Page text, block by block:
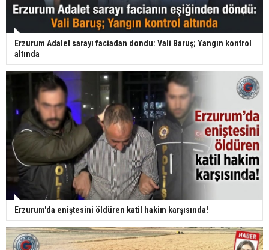
Erzurum Adalet sarayı faciadan dondu: Vali Baruş; Yangın kontrol
altında
Erzurum'da eniştesini öldüren katil hakim karşısında!